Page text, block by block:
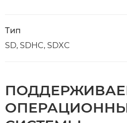
Тип
SD, SDHC, SDXC